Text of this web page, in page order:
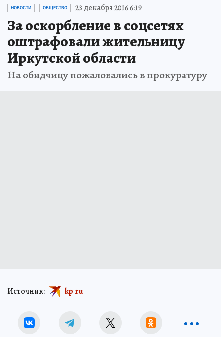
НОВОСТИ ОБЩЕСТВО 23 декабря 2016 6:19
За оскорбление в соцсетях
оштрафовали жительницу
Иркутской области
На обидчицу пожаловались в прокуратуру
Источник: kp.ru